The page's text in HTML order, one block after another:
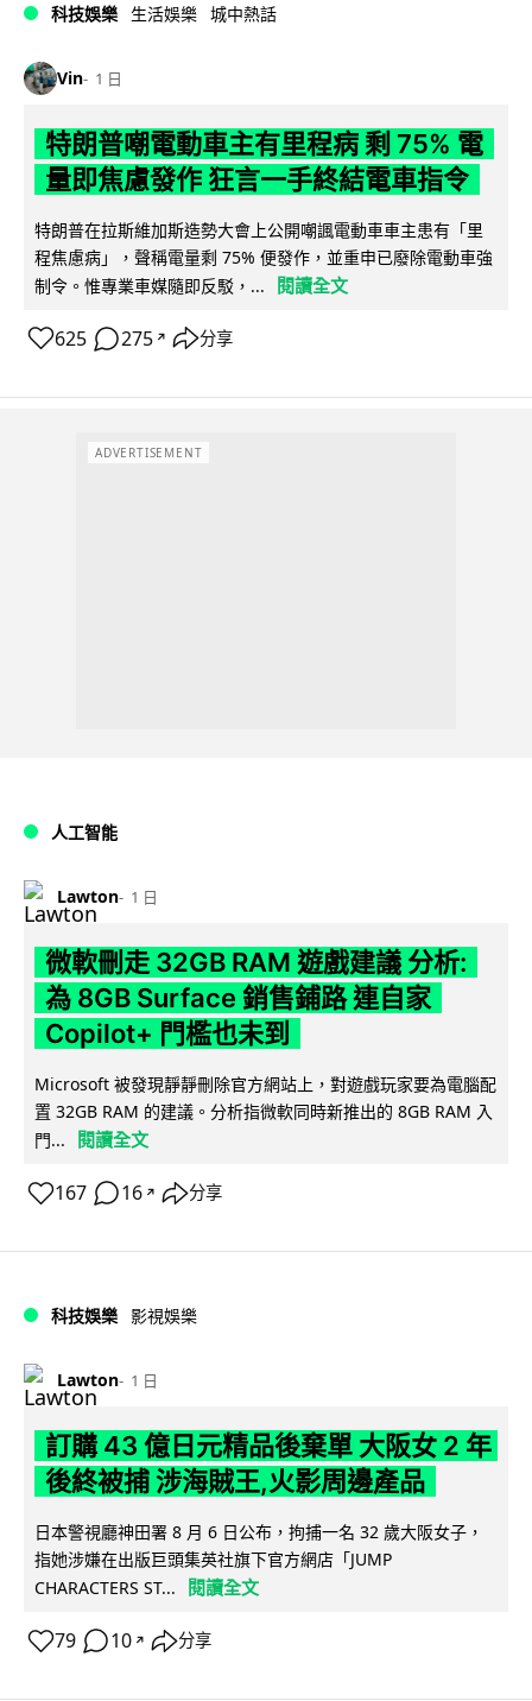
科技娛樂 生活娛樂 城中熱話
Vin 1 日
特朗普嘲電動車主有里程病 剩 75% 電
量即焦慮發作 狂言一手終結電車指令
特朗普在拉斯維加斯造勢大會上公開嘲諷電動車車主患有「里
程焦慮病」，聲稱電量剩 75% 便發作，並重申已廢除電動車強
制令。惟專業車媒隨即反駁，...
閱讀全文
625 275 ↗ 分享
ADVERTISEMENT
人工智能
Lawton 1 日
微軟刪走 32GB RAM 遊戲建議 分析:
為 8GB Surface 銷售鋪路 連自家
Copilot+ 門檻也未到
Microsoft 被發現靜靜刪除官方網站上，對遊戲玩家要為電腦配
置 32GB RAM 的建議。分析指微軟同時新推出的 8GB RAM 入
門...
閱讀全文
167 16 ↗ 分享
科技娛樂 影視娛樂
Lawton 1 日
訂購 43 億日元精品後棄單 大阪女 2 年
後終被捕 涉海賊王,火影周邊產品
日本警視廳神田署 8 月 6 日公布，拘捕一名 32 歲大阪女子，
指她涉嫌在出版巨頭集英社旗下官方網店「JUMP
CHARACTERS ST...
閱讀全文
79 10 ↗ 分享